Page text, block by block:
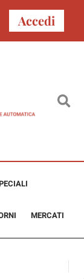
Accedi
MERCATI